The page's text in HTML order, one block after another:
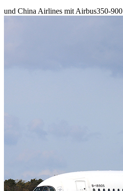
und China Airlines mit Airbus350-900